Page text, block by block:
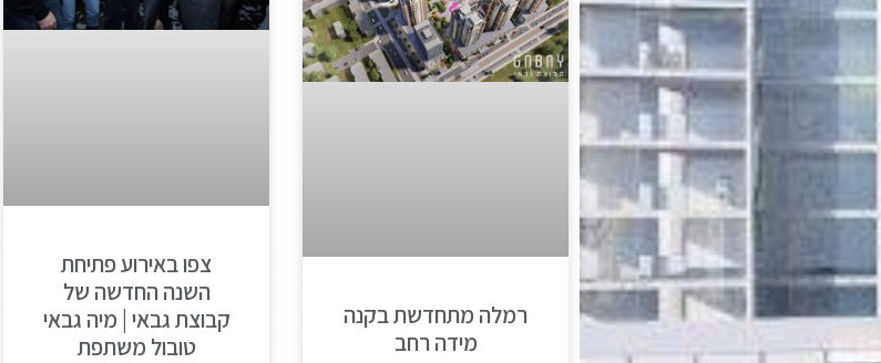
רמלה מתחדשת בקנה
מידה רחב
צפו באירוע פתיחת
השנה החדשה של
קבוצת גבאי | מיה גבאי
טובול משתפת